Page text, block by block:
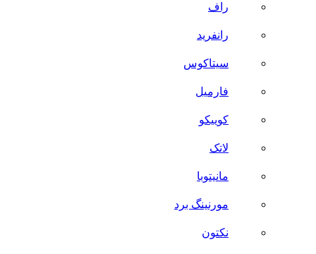
راف
رانفرید
سیتاکوس
فارمیل
کوییکو
لاتک
مانیتوبا
مورنینگ برد
نکتون